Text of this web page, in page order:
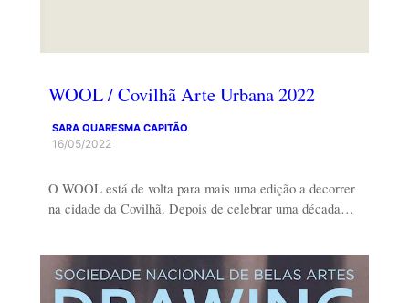
WOOL / Covilhã Arte Urbana 2022
SARA QUARESMA CAPITÃO
16/05/2022
O WOOL está de volta para mais uma edição a decorrer
na cidade da Covilhã. Depois de celebrar uma década…